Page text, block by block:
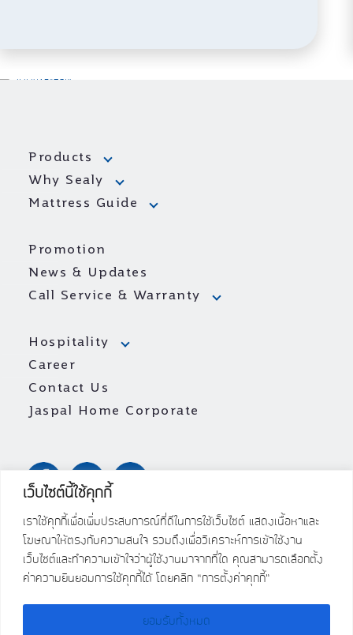
เว็บไซต์นี้ใช้คุกกี้
เราใช้คุกกี้เพื่อเพิ่มประสบการณ์ที่ดีในการใช้เว็บไซต์ แสดงเนื้อหาและ
โฆษณาให้ตรงกับความสนใจ รวมถึงเพื่อวิเคราะห์การเข้าใช้งาน
เว็บไซต์และทำความเข้าใจว่าผู้ใช้งานมาจากที่ใด คุณสามารถเลือกตั้ง
ค่าความยินยอมการใช้คุกกี้ได้ โดยคลิก “การตั้งค่าคุกกี้”
ยอมรับทั้งหมด
Products
Why Sealy
Mattress Guide
Promotion
News & Updates
Call Service & Warranty
Hospitality
Career
Contact Us
Jaspal Home Corporate